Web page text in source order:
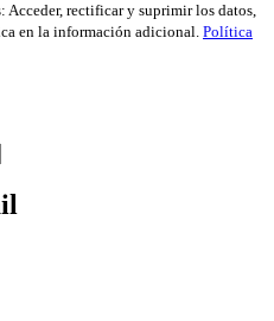
Acceder, rectificar y suprimir los datos,
en la información adicional. Política